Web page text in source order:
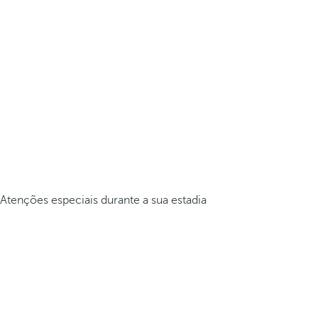
Atenções especiais durante a sua estadia